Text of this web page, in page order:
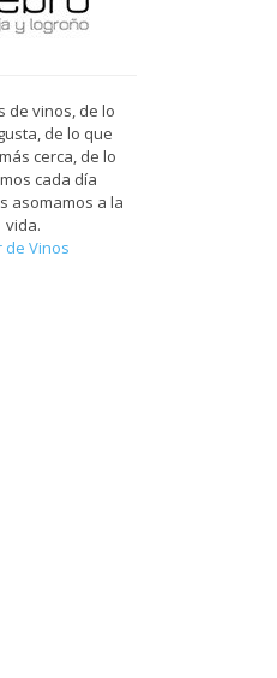
de vinos, de lo
de lo que
cerca, de lo
cada día
asomamos a la
vida.
de Vinos